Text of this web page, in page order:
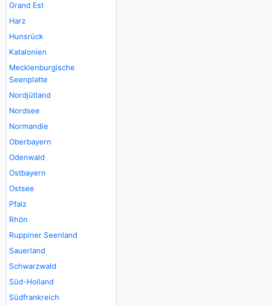
Grand Est
Harz
Hunsrück
Katalonien
Mecklenburgische
Seenplatte
Nordjütland
Nordsee
Normandie
Oberbayern
Odenwald
Ostbayern
Ostsee
Pfalz
Rhön
Ruppiner Seenland
Sauerland
Schwarzwald
Süd-Holland
Südfrankreich